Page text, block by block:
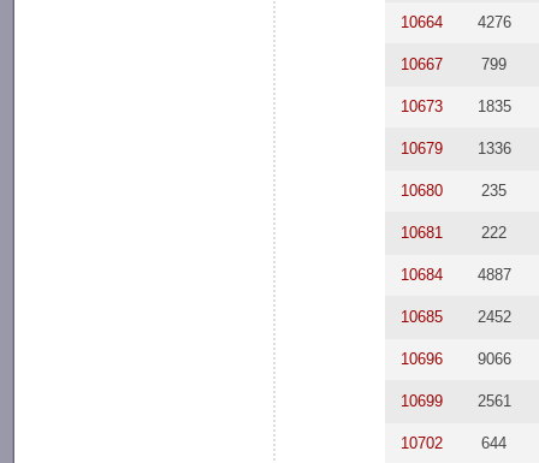
10664 4276
10667 799
10673 1835
10679 1336
10680 235
10681 222
10684 4887
10685 2452
10696 9066
10699 2561
10702 644